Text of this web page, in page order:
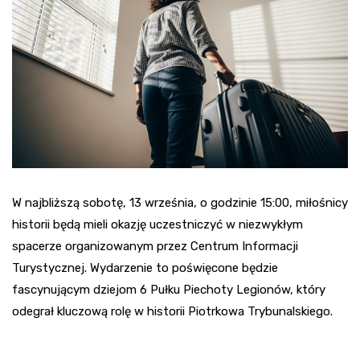
W najbliższą sobotę, 13 września, o godzinie 15:00, miłośnicy
historii będą mieli okazję uczestniczyć w niezwykłym
spacerze organizowanym przez Centrum Informacji
Turystycznej. Wydarzenie to poświęcone będzie
fascynującym dziejom 6 Pułku Piechoty Legionów, który
odegrał kluczową rolę w historii Piotrkowa Trybunalskiego.